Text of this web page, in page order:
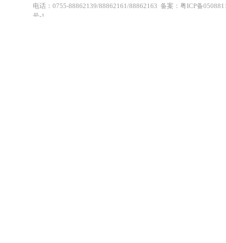
电话：0755-88862139/88862161/88862163 备案：粤ICP备
号-1